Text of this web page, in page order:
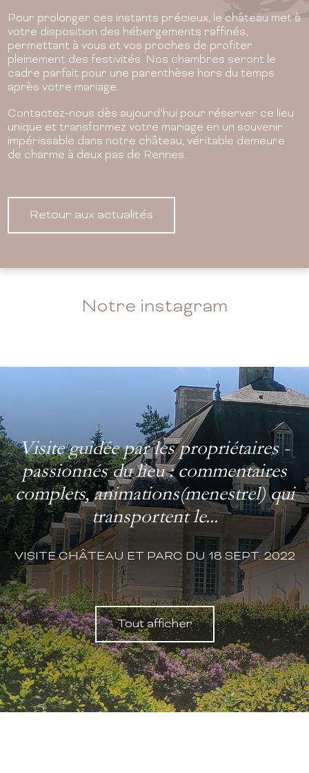
Pour prolonger ces instants précieux, le château met à
votre disposition des hébergements raffinés,
permettant à vous et vos proches de profiter
pleinement des festivités. Nos chambres seront le
cadre parfait pour une parenthèse hors du temps
après votre mariage.
Contactez-nous dès aujourd’hui pour réserver ce lieu
unique et transformez votre mariage en un souvenir
impérissable dans notre château, véritable demeure
de charme à deux pas de Rennes.
Retour aux actualités
Notre instagram
Visite guidée par les propriétaires -
passionnés du lieu : commentaires
complets, animations(menestrel) qui
transportent le...
VISITE CHÂTEAU ET PARC DU 18 SEPT. 2022
Tout afficher